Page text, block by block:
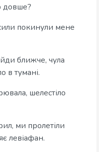
довше?
покинули мене
ближче, чула
в тумані.
шелестіло
ми пролетіли
левіафан.